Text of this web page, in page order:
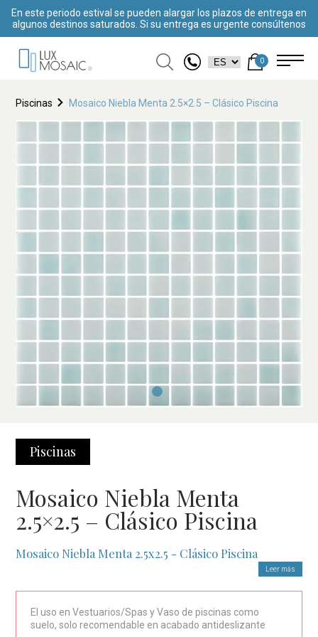
En este periodo estival se pueden alargar los plazos de entrega en
algunos destinos saturados. Si su entrega es urgente consúltenos
0
Piscinas Mosaico Niebla Menta 2.5×2.5 – Clásico Piscina
Piscinas
Mosaico Niebla Menta
2.5×2.5 – Clásico Piscina
Mosaico Niebla Menta 2.5x2.5 - Clásico Piscina
para piscinas, sino también para otras superficies de su hogar.
Con acabados brillantes y antideslizantes, este mosaico es
Leer más
El uso en Vestuarios/Spas y Vaso de piscinas como
suelo, solo recomendable en acabado antideslizante